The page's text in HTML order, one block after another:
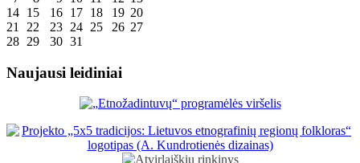
14 15 16 17 18 19 20
21
22 23 24 25 26 27
28 29 30 31
Naujausi leidiniai